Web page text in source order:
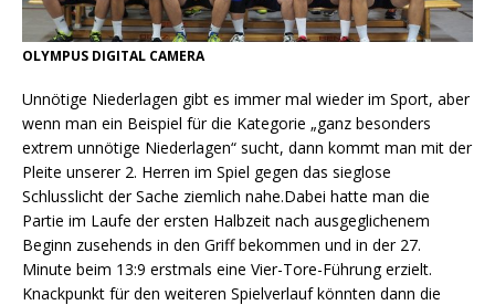
OLYMPUS DIGITAL CAMERA
Unnötige Niederlagen gibt es immer mal wieder im Sport, aber
wenn man ein Beispiel für die Kategorie „ganz besonders
extrem unnötige Niederlagen“ sucht, dann kommt man mit der
Pleite unserer 2. Herren im Spiel gegen das sieglose
Schlusslicht der Sache ziemlich nahe.Dabei hatte man die
Partie im Laufe der ersten Halbzeit nach ausgeglichenem
Beginn zusehends in den Griff bekommen und in der 27.
Minute beim 13:9 erstmals eine Vier-Tore-Führung erzielt.
Knackpunkt für den weiteren Spielverlauf könnten dann die